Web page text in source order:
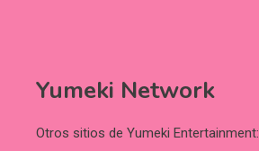
Yumeki Network
Otros sitios de Yumeki Entertainment: